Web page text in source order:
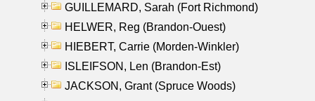
GUILLEMARD, Sarah (Fort Richmond)
HELWER, Reg (Brandon-Ouest)
HIEBERT, Carrie (Morden-Winkler)
ISLEIFSON, Len (Brandon-Est)
JACKSON, Grant (Spruce Woods)